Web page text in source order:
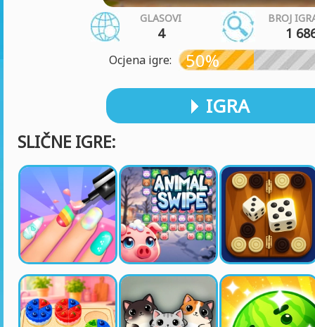
GLASOVI
4
BROJ
1
Ocjena igre: 50%
IGRA
SLIČNE IGRE: